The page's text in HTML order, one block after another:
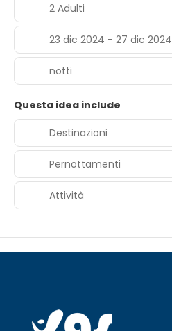
2 Adulti
23 dic 2024 - 27 dic 2024
notti
Questa idea include
Destinazioni
Pernottamenti
Attività